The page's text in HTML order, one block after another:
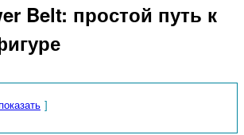
Belt: простой путь к